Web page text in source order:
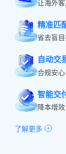
让海外
精准匹
省去盲
自动交
合规安心
智能交
降本增效
了解更多